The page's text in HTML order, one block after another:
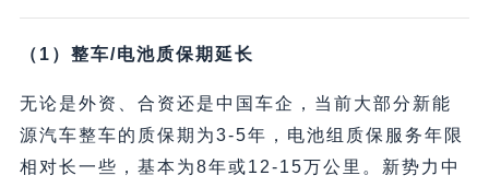
（1）整车/电池质保期延长
无论是外资、合资还是中国车企，当前大部分新能
源汽车整车的质保期为3-5年，电池组质保服务年限
相对长一些，基本为8年或12-15万公里。新势力中